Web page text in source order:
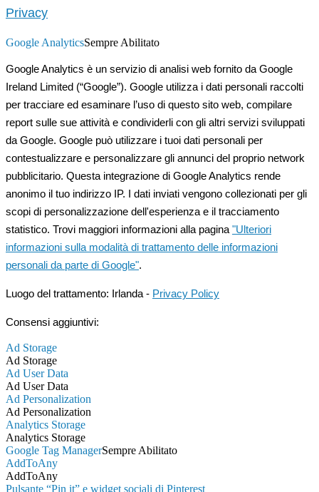
Privacy
Google AnalyticsSempre Abilitato
Google Analytics è un servizio di analisi web fornito da Google
Ireland Limited (“Google”). Google utilizza i dati personali raccolti
per tracciare ed esaminare l’uso di questo sito web, compilare
report sulle sue attività e condividerli con gli altri servizi sviluppati
da Google. Google può utilizzare i tuoi dati personali per
contestualizzare e personalizzare gli annunci del proprio network
pubblicitario. Questa integrazione di Google Analytics rende
anonimo il tuo indirizzo IP. I dati inviati vengono collezionati per gli
scopi di personalizzazione dell'esperienza e il tracciamento
statistico. Trovi maggiori informazioni alla pagina"Ulteriori
informazioni sulla modalità di trattamento delle informazioni
personali da parte di Google".
Luogo del trattamento: Irlanda - Privacy Policy
Consensi aggiuntivi:
Ad Storage
Ad Storage
Ad User Data
Ad User Data
Ad Personalization
Ad Personalization
Analytics Storage
Analytics Storage
Google Tag ManagerSempre Abilitato
AddToAny
AddToAny
Pulsante “Pin it” e widget sociali di Pinterest